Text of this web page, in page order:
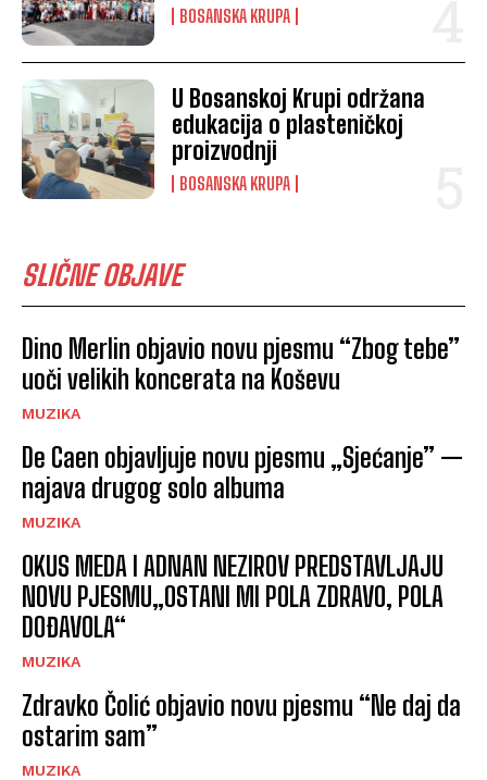
BOSANSKA KRUPA
U Bosanskoj Krupi održana
edukacija o plasteničkoj
proizvodnji
BOSANSKA KRUPA
SLIČNE OBJAVE
Dino Merlin objavio novu pjesmu “Zbog tebe”
uoči velikih koncerata na Koševu
MUZIKA
De Caen objavljuje novu pjesmu „Sjećanje” —
najava drugog solo albuma
MUZIKA
OKUS MEDA I ADNAN NEZIROV PREDSTAVLJAJU
NOVU PJESMU„OSTANI MI POLA ZDRAVO, POLA
DOĐAVOLA“
MUZIKA
Zdravko Čolić objavio novu pjesmu “Ne daj da
ostarim sam”
MUZIKA